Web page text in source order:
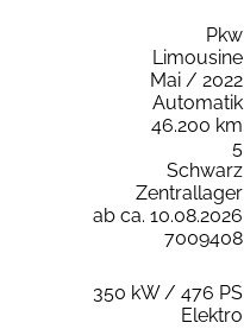
Pkw
Limousine
Mai / 2022
Automatik
46.200 km
5
Schwarz
Zentrallager
ab ca. 10.08.2026
7009408
350 kW / 476 PS
Elektro